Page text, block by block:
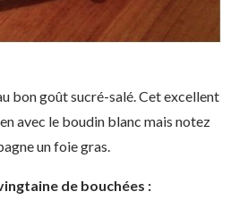
bon goût sucré-salé. Cet excellent
avec le boudin blanc mais notez
un foie gras.
de bouchées :